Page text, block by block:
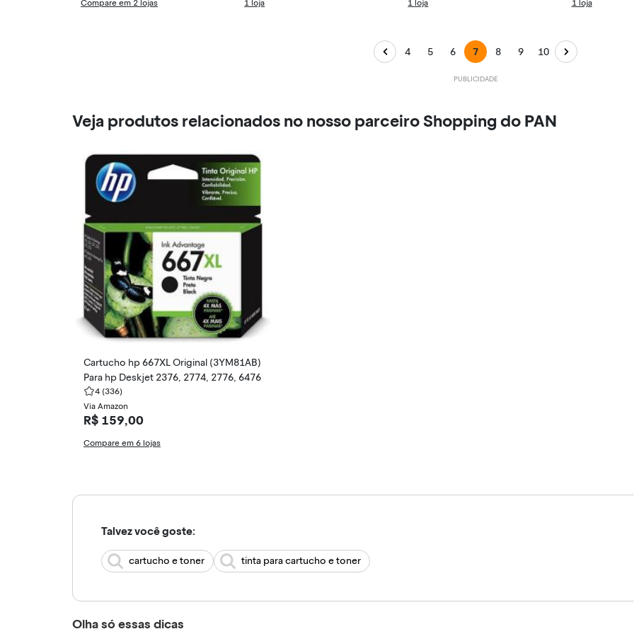
Compare em 2 lojas 1 loja 1 loja 1 loja
4 5 6 7 8 9 10
Veja produtos relacionados no nosso parceiro Shopping do PAN
Cartucho hp 667XL Original (3YM81AB)
Para hp Deskjet 2376, 2774, 2776, 6476
4 (336)
Via Amazon
R$ 159,00
Compare em 6 lojas
Talvez você goste:
cartucho e toner tinta para cartucho e toner
Olha só essas dicas